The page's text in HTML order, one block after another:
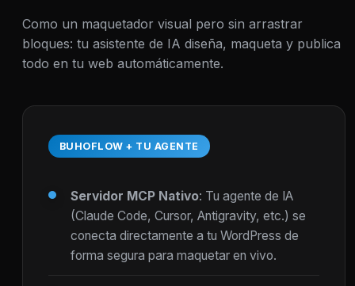
Como un maquetador visual pero sin arrastrar
bloques: tu asistente de IA diseña, maqueta y publica
todo en tu web automáticamente.
BUHOFLOW + TU AGENTE
Servidor MCP Nativo: Tu agente de IA
(Claude Code, Cursor, Antigravity, etc.) se
conecta directamente a tu WordPress de
forma segura para maquetar en vivo.